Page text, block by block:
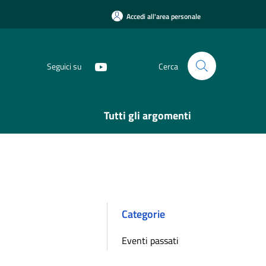
Accedi all'area personale
Seguici su Cerca
Tutti gli argomenti
Categorie
Eventi passati